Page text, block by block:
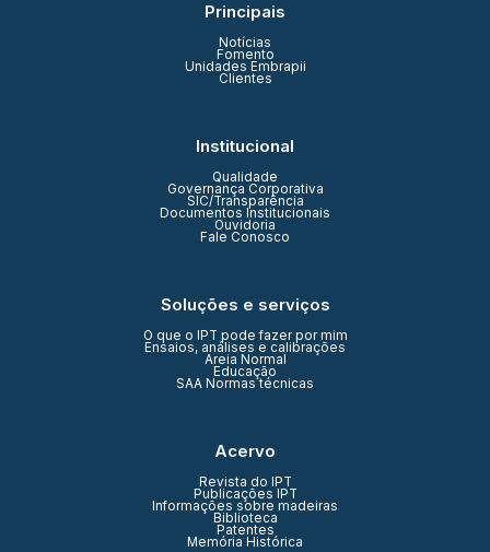
Principais
Notícias
Fomento
Unidades Embrapii
Clientes
Institucional
Qualidade
Governança Corporativa
SIC/Transparência
Documentos Institucionais
Ouvidoria
Fale Conosco
Soluções e serviços
O que o IPT pode fazer por mim
Ensaios, análises e calibrações
Areia Normal
Educação
SAA Normas técnicas
Acervo
Revista do IPT
Publicações IPT
Informações sobre madeiras
Biblioteca
Patentes
Memória Histórica